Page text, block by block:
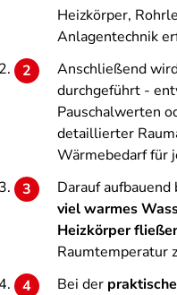
Heizkörper,
Anlagentechnik
Anschließend
durchgeführt -
Pauschalwerten
detaillierter
Wärmebedarf für
Darauf
viel warmes
Heizkörper
Raumtemperatur
Bei der